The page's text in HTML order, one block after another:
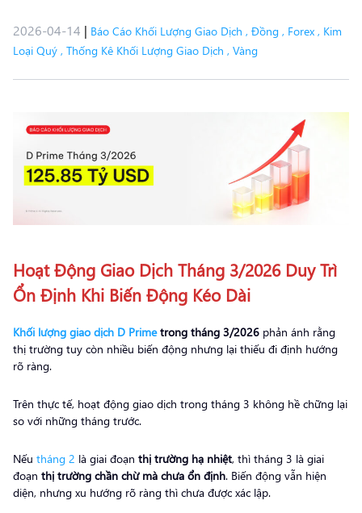
2026-04-14 | Báo Cáo Khối Lượng Giao Dịch , Đồng , Forex , Kim
Loại Quý , Thống Kê Khối Lượng Giao Dịch , Vàng
Hoạt Động Giao Dịch Tháng 3/2026 Duy Trì
Ổn Định Khi Biến Động Kéo Dài
Khối lượng giao dịch D Primetrong tháng 3/2026 phản ánh rằng
thị trường tuy còn nhiều biến động nhưng lại thiếu đi định hướng
rõ ràng.
Trên thực tế, hoạt động giao dịch trong tháng 3 không hề chững lại
so với những tháng trước.
Nếu tháng 2 là giai đoạn thị trường hạ nhiệt, thì tháng 3 là giai
đoạn thị trường chần chừ mà chưa ổn định. Biến động vẫn hiện
diện, nhưng xu hướng rõ ràng thì chưa được xác lập.